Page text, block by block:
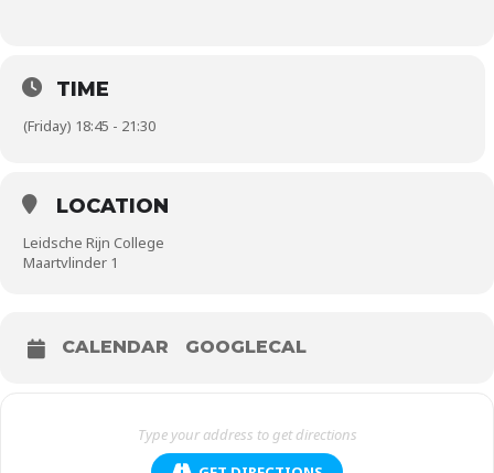
TIME
(Friday) 18:45 - 21:30
LOCATION
Leidsche Rijn College
Maartvlinder 1
CALENDAR GOOGLECAL